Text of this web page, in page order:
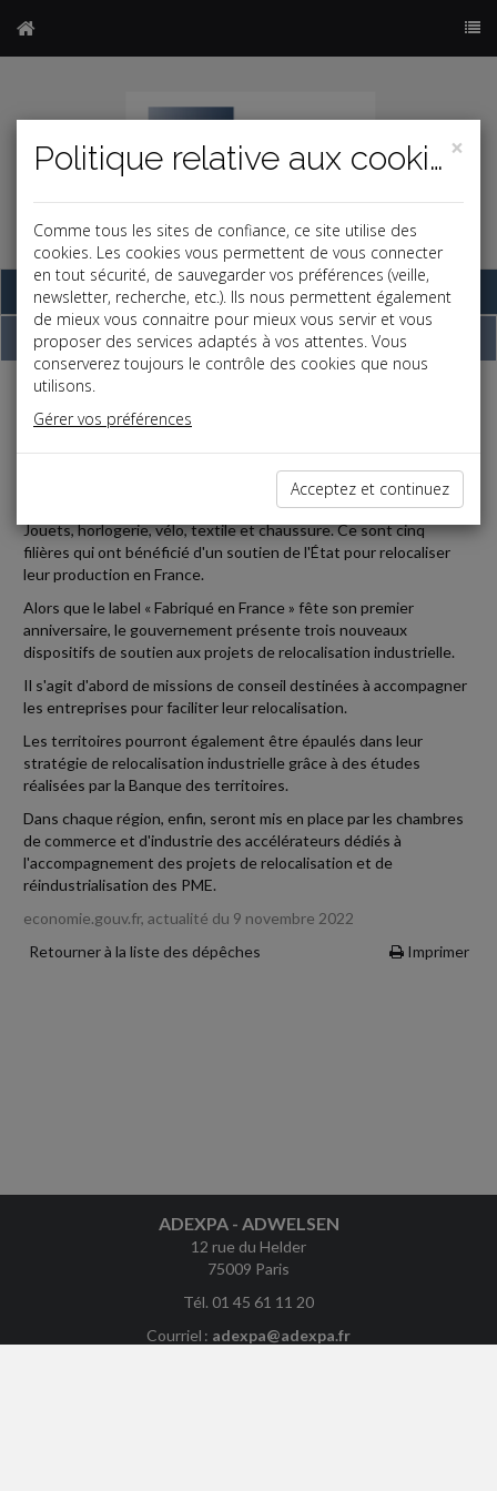
Base documentaire
Dépêches
Vie des affaires
Date: 2022-11-30
SOUTIEN À LA RELOCALISATION INDUSTRIELLE
Jouets, horlogerie, vélo, textile et chaussure. Ce sont cinq
filières qui ont bénéficié d'un soutien de l'État pour relocaliser
leur production en France.
Alors que le label « Fabriqué en France » fête son premier
anniversaire, le gouvernement présente trois nouveaux
dispositifs de soutien aux projets de relocalisation industrielle.
Il s'agit d'abord de missions de conseil destinées à accompagner
les entreprises pour faciliter leur relocalisation.
Les territoires pourront également être épaulés dans leur
stratégie de relocalisation industrielle grâce à des études
réalisées par la Banque des territoires.
Dans chaque région, enfin, seront mis en place par les chambres
de commerce et d'industrie des accélérateurs dédiés à
l'accompagnement des projets de relocalisation et de
réindustrialisation des PME.
economie.gouv.fr, actualité du 9 novembre 2022
Retourner à la liste des dépêches
Imprimer
ADEXPA - ADWELSEN
12 rue du Helder
75009 Paris
Tél. 01 45 61 11 20
Courriel : adexpa@adexpa.fr
×
Politique relative aux cookies
Comme tous les sites de confiance, ce site utilise des
cookies. Les cookies vous permettent de vous connecter
en tout sécurité, de sauvegarder vos préférences (veille,
newsletter, recherche, etc.). Ils nous permettent également
de mieux vous connaitre pour mieux vous servir et vous
proposer des services adaptés à vos attentes. Vous
conserverez toujours le contrôle des cookies que nous
utilisons.
Gérer vos préférences
Acceptez et continuez